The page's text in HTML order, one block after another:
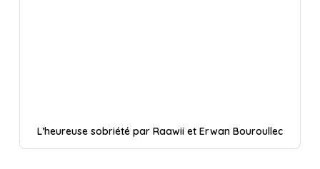
L’heureuse sobriété par Raawii et Erwan Bouroullec